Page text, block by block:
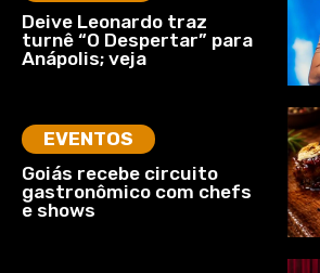
Deive Leonardo traz
turnê “O Despertar” para
Anápolis; veja
EVENTOS
Goiás recebe circuito
gastronômico com chefs
e shows